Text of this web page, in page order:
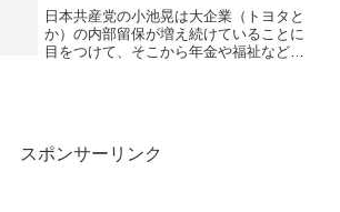
日本共産党の小池晃は大企業（トヨタと
か）の内部留保が増え続けていることに
目をつけて、そこから年金や福祉などの
スポンサーリンク